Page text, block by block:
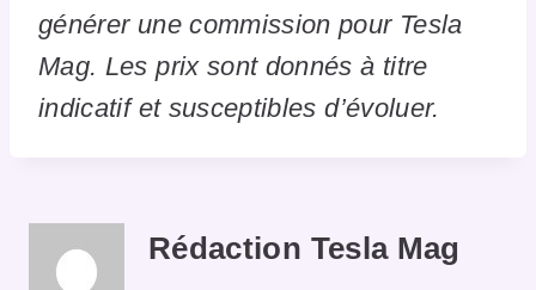
générer une commission pour Tesla
Mag. Les prix sont donnés à titre
indicatif et susceptibles d’évoluer.
Rédaction Tesla Mag